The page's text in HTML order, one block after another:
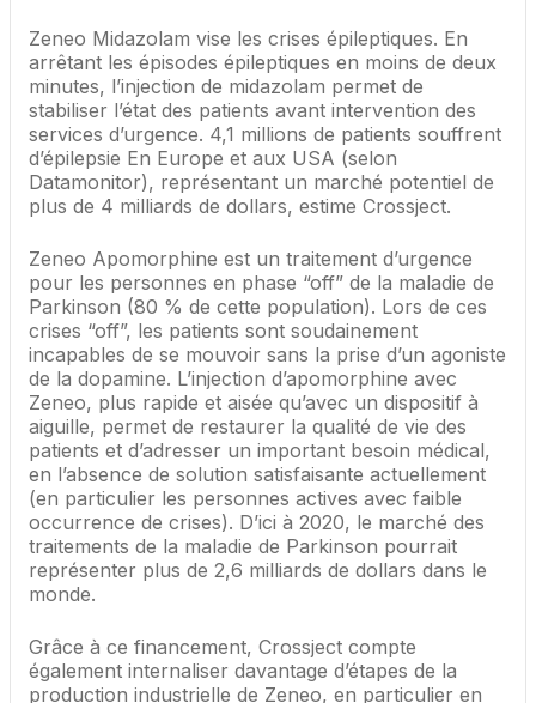
Zeneo Midazolam vise les crises épileptiques. En
arrêtant les épisodes épileptiques en moins de deux
minutes, l’injection de midazolam permet de
stabiliser l’état des patients avant intervention des
services d’urgence. 4,1 millions de patients souffrent
d’épilepsie En Europe et aux USA (selon
Datamonitor), représentant un marché potentiel de
plus de 4 milliards de dollars, estime Crossject.
Zeneo Apomorphine est un traitement d’urgence
pour les personnes en phase “off” de la maladie de
Parkinson (80 % de cette population). Lors de ces
crises “off”, les patients sont soudainement
incapables de se mouvoir sans la prise d’un agoniste
de la dopamine. L’injection d’apomorphine avec
Zeneo, plus rapide et aisée qu’avec un dispositif à
aiguille, permet de restaurer la qualité de vie des
patients et d’adresser un important besoin médical,
en l’absence de solution satisfaisante actuellement
(en particulier les personnes actives avec faible
occurrence de crises). D’ici à 2020, le marché des
traitements de la maladie de Parkinson pourrait
représenter plus de 2,6 milliards de dollars dans le
monde.
Grâce à ce financement, Crossject compte
également internaliser davantage d’étapes de la
production industrielle de Zeneo, en particulier en